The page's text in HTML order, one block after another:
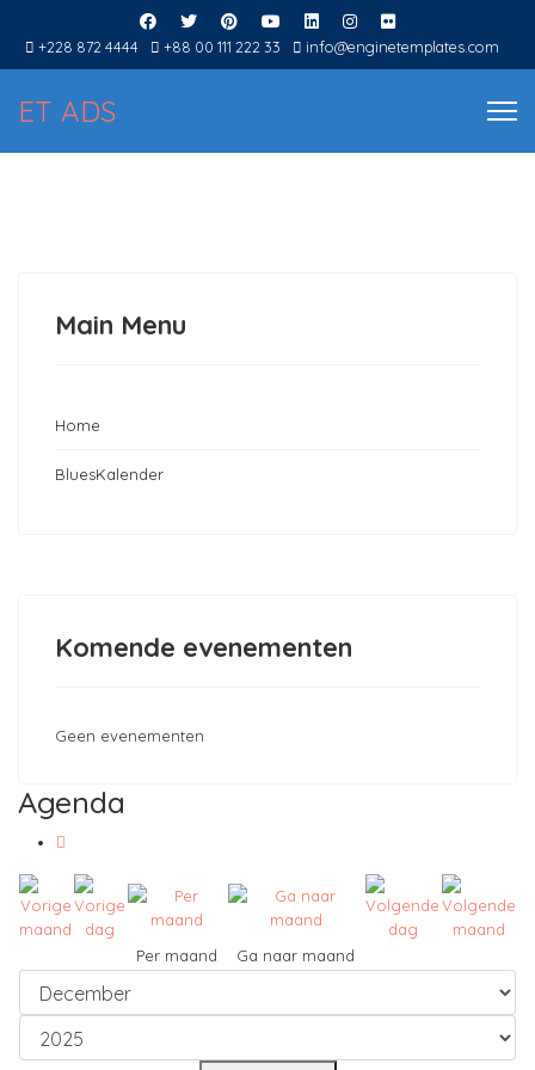
+228 872 4444 +88 00 111 222 33 info@enginetemplates.com
ET ADS
Main Menu
Home
BluesKalender
Komende evenementen
Geen evenementen
Agenda
Per maand Ga naar maand